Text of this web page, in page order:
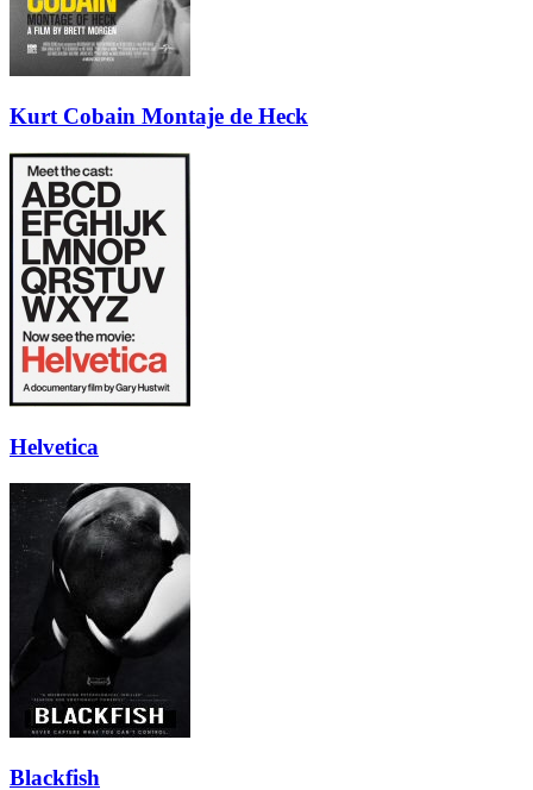
Kurt Cobain Montaje de Heck
Helvetica
Blackfish